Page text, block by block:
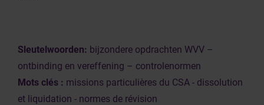
Sleutelwoorden: bijzondere opdrachten WVV –
ontbinding en vereffening – controlenormen
Mots clés : missions particulières du CSA - dissolution
et liquidation - normes de révision